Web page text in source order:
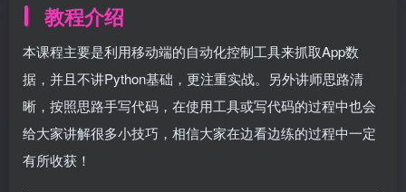
教程介绍
本课程主要是利用移动端的自动化控制工具来抓取App数
据，并且不讲Python基础，更注重实战。另外讲师思路清
晰，按照思路手写代码，在使用工具或写代码的过程中也会
给大家讲解很多小技巧，相信大家在边看边练的过程中一定
有所收获！